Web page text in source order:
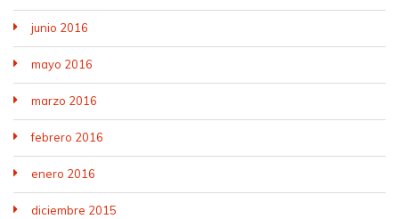
junio 2016
mayo 2016
marzo 2016
febrero 2016
enero 2016
diciembre 2015